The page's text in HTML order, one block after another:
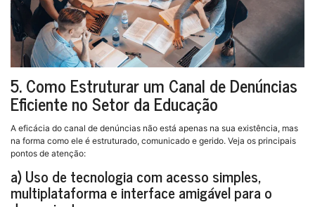
5. Como Estruturar um Canal de Denúncias
Eficiente no Setor da Educação
A eficácia do canal de denúncias não está apenas na sua existência, mas
na forma como ele é estruturado, comunicado e gerido. Veja os principais
pontos de atenção:
a) Uso de tecnologia com acesso simples,
multiplataforma e interface amigável para o